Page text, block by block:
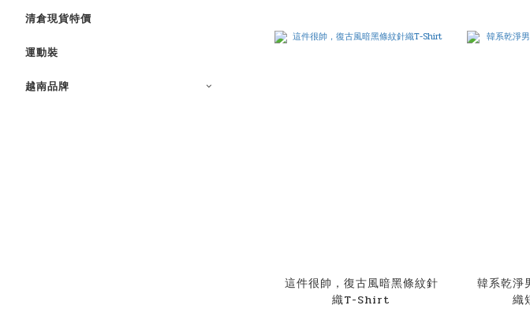
清倉現貨特價
運動裝
越南品牌
這件很帥，復古風暗黑條紋針
織T-Shirt
韓系乾淨
織